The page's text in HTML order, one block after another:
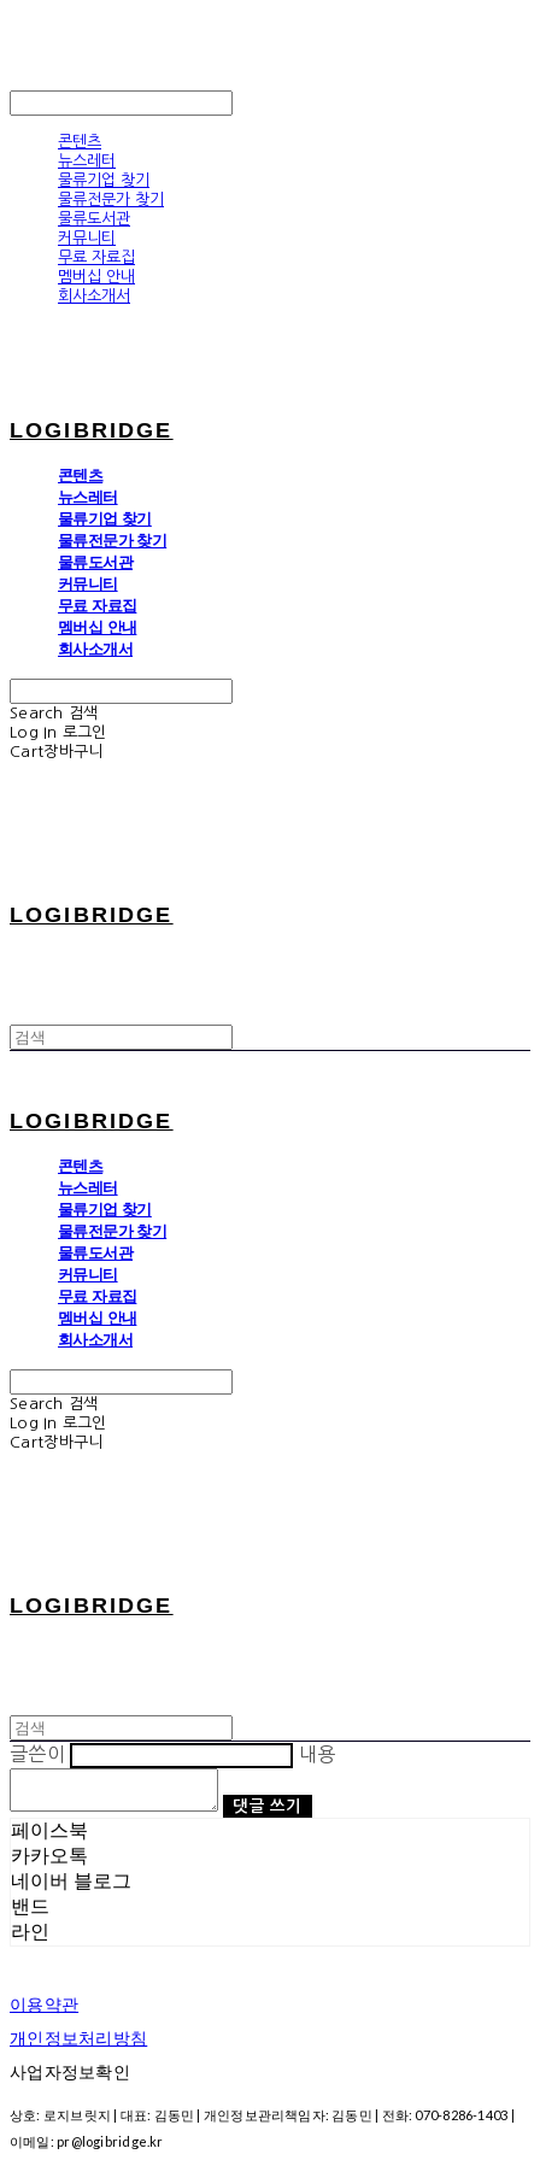
콘텐츠
뉴스레터
물류기업 찾기
물류전문가 찾기
물류도서관
커뮤니티
무료 자료집
멤버십 안내
회사소개서
LOGIBRIDGE
콘텐츠
뉴스레터
물류기업 찾기
물류전문가 찾기
물류도서관
커뮤니티
무료 자료집
멤버십 안내
회사소개서
Search
검색
Log In 로그인
Cart장바구니
LOGIBRIDGE
LOGIBRIDGE
콘텐츠
뉴스레터
물류기업 찾기
물류전문가 찾기
물류도서관
커뮤니티
무료 자료집
멤버십 안내
회사소개서
Search
검색
Log In 로그인
Cart장바구니
LOGIBRIDGE
글쓴이 내용
댓글 쓰기
페이스북
카카오톡
네이버 블로그
밴드
라인
이용약관
개인정보처리방침
사업자정보확인
상호: 로지브릿지 | 대표: 김동민 | 개인정보관리책임자: 김동민 | 전화: 070-8286-1403 |
이메일: pr@logibridge.kr